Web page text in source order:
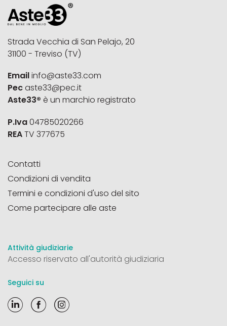
Strada Vecchia di San Pelajo, 20
31100 - Treviso (TV)
Emailinfo@aste33.com
Pecaste33@pec.it
Aste33® è un marchio registrato
P.Iva04785020266
REATV 377675
Contatti
Condizioni di vendita
Termini e condizioni d'uso del sito
Come partecipare alle aste
Attività giudiziarie
Accesso riservato all'autorità giudiziaria
Seguici su